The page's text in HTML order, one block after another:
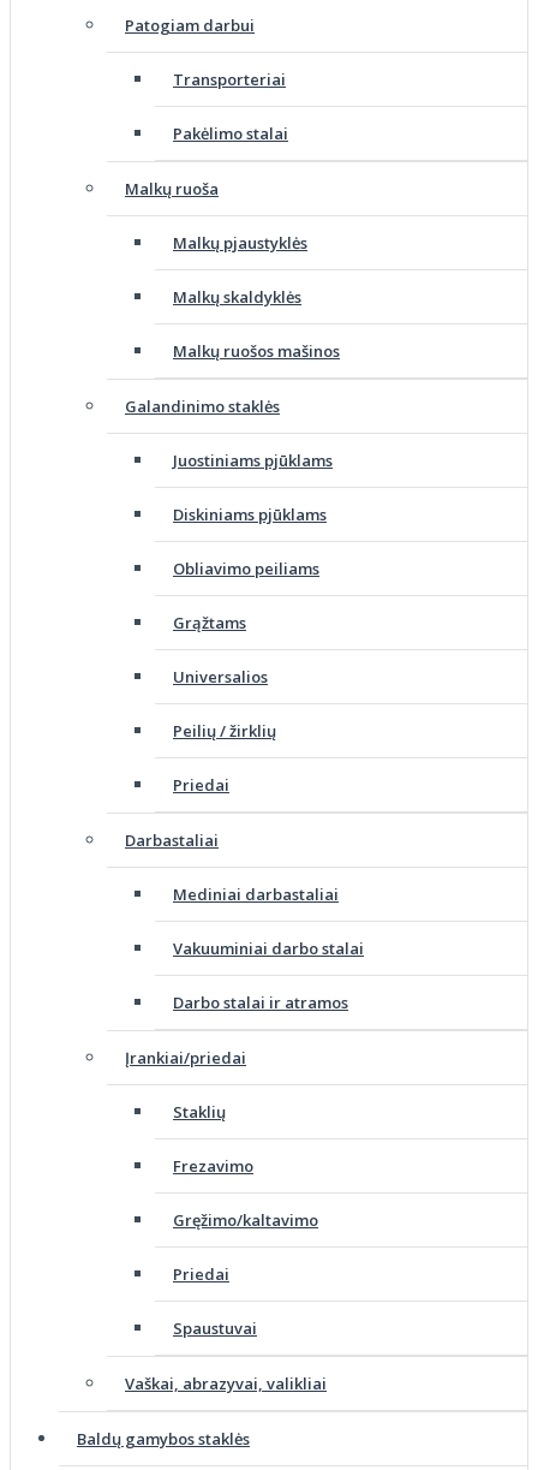
Patogiam darbui
Transporteriai
Pakėlimo stalai
Malkų ruoša
Malkų pjaustyklės
Malkų skaldyklės
Malkų ruošos mašinos
Galandinimo staklės
Juostiniams pjūklams
Diskiniams pjūklams
Obliavimo peiliams
Grąžtams
Universalios
Peilių / žirklių
Priedai
Darbastaliai
Mediniai darbastaliai
Vakuuminiai darbo stalai
Darbo stalai ir atramos
Įrankiai/priedai
Staklių
Frezavimo
Gręžimo/kaltavimo
Priedai
Spaustuvai
Vaškai, abrazyvai, valikliai
Baldų gamybos staklės